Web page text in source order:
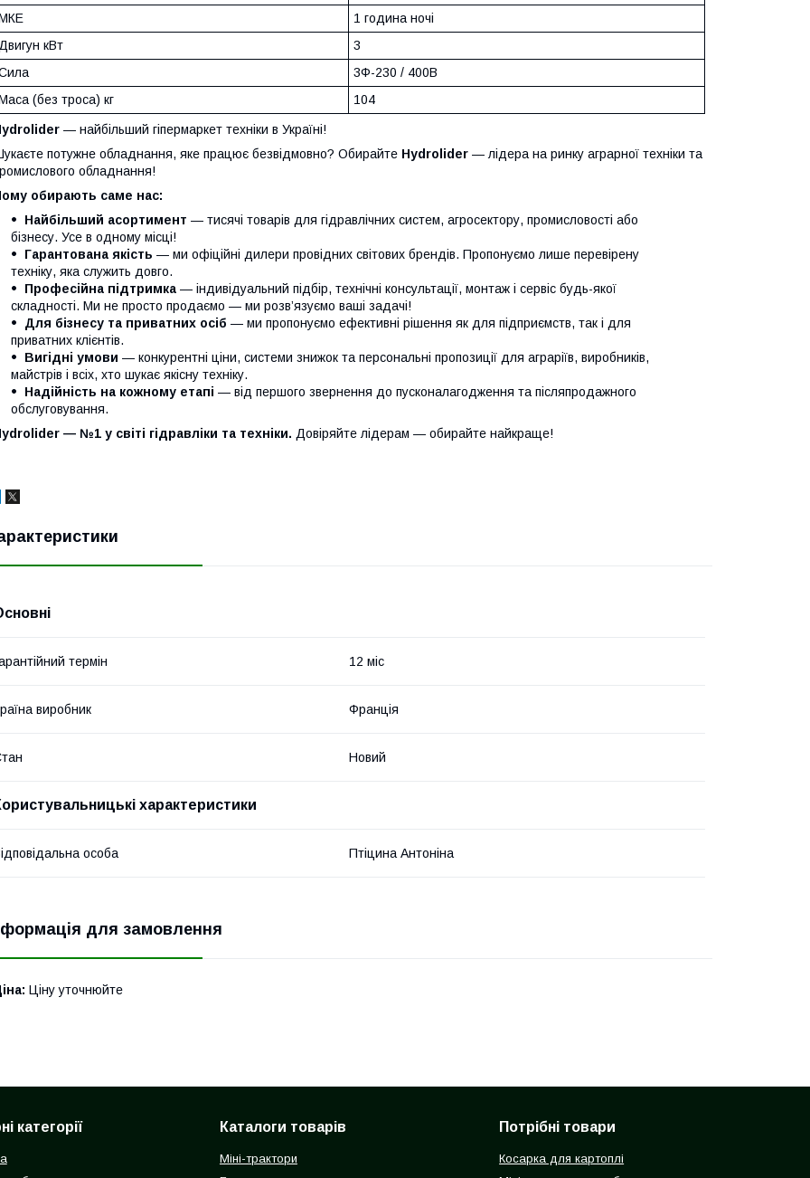
1 година ночі
Двигун кВт
3
3Ф-230 / 400В
(без троса) кг
104
— найбільший гіпермаркет техніки в Україні!
потужне обладнання, яке працює безвідмовно? Обирайте Hydrolider — лідера на ринку аграрної техніки та
обладнання!
обирають саме нас:
Найбільший асортимент — тисячі товарів для гідравлічних систем, агросектору, промисловості або
бізнесу. Усе в одному місці!
Гарантована якість — ми офіційні дилери провідних світових брендів. Пропонуємо лише перевірену
техніку, яка служить довго.
Професійна підтримка — індивідуальний підбір, технічні консультації, монтаж і сервіс будь-якої
складності. Ми не просто продаємо — ми розв’язуємо ваші задачі!
Для бізнесу та приватних осіб — ми пропонуємо ефективні рішення як для підприємств, так і для
приватних клієнтів.
Вигідні умови — конкурентні ціни, системи знижок та персональні пропозиції для аграріїв, виробників,
майстрів і всіх, хто шукає якісну техніку.
Надійність на кожному етапі — від першого звернення до пусконалагодження та післяпродажного
обслуговування.
— №1 у світі гідравліки та техніки. Довіряйте лідерам — обирайте найкраще!
термін 12 міс
виробник Франція
Новий
характеристики
особа Птіцина Антоніна
для замовлення
Ціну уточнюйте
категорії Каталоги товарів
Міні-трактори
Потрібні товари
Косарка для картоплі